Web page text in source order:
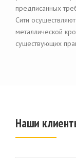
предписанных
Сити
металлической
существующих
Наши